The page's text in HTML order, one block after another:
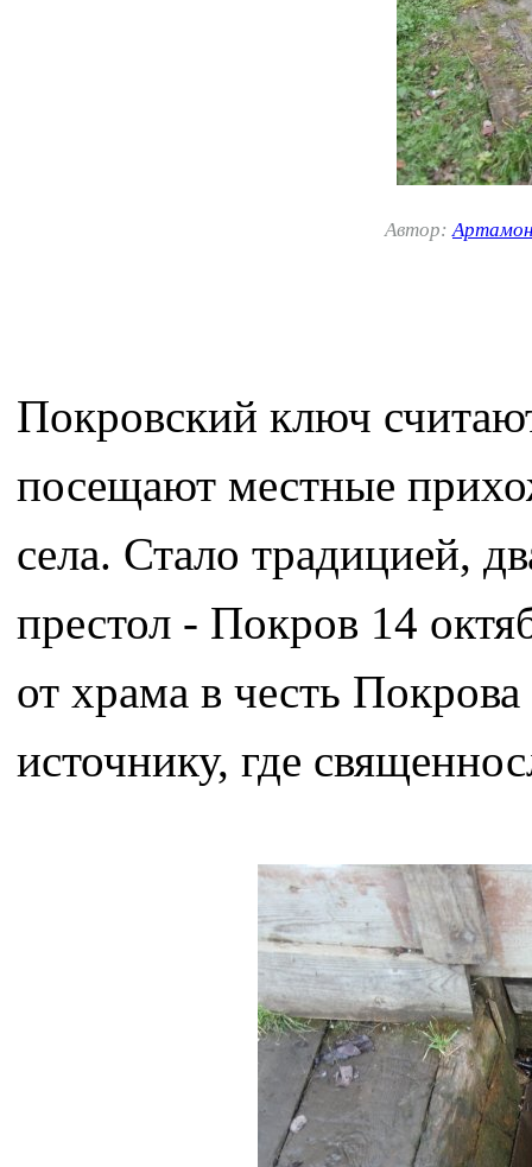
Автор:
Покровский ключ
посещают местные
села. Стало традицией,
престол - Покров 14
от храма в честь
источнику, где